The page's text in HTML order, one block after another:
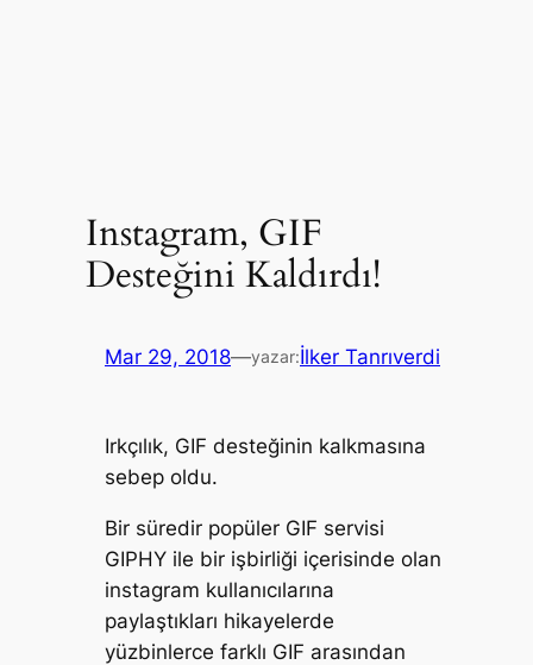
Instagram, GIF
Desteğini Kaldırdı!
Mar 29, 2018—yazar:İlker Tanrıverdi
Irkçılık, GIF desteğinin kalkmasına
sebep oldu.
Bir süredir popüler GIF servisi
GIPHY ile bir işbirliği içerisinde olan
instagram kullanıcılarına
paylaştıkları hikayelerde
yüzbinlerce farklı GIF arasından